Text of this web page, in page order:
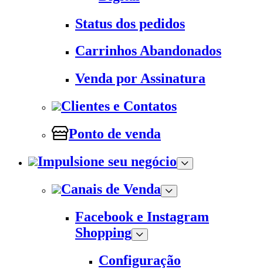
Status dos pedidos
Carrinhos Abandonados
Venda por Assinatura
Clientes e Contatos
Ponto de venda
Impulsione seu negócio
Canais de Venda
Facebook e Instagram
Shopping
Configuração